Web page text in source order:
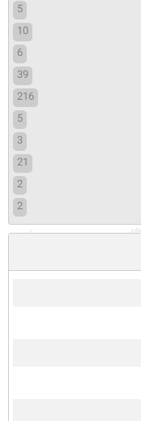
5
10
6
39
216
5
3
21
2
2